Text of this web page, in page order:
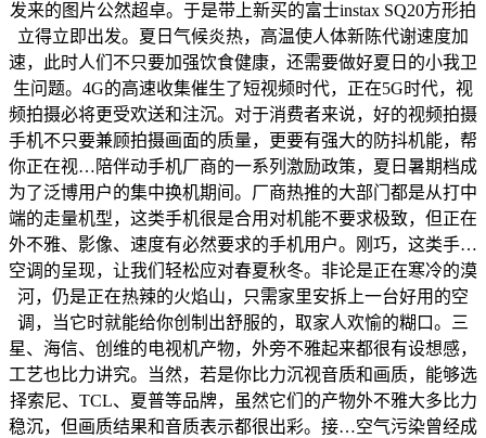
发来的图片公然超卓。于是带上新买的富士instax SQ20方形拍
立得立即出发。夏日气候炎热，高温使人体新陈代谢速度加
速，此时人们不只要加强饮食健康，还需要做好夏日的小我卫
生问题。4G的高速收集催生了短视频时代，正在5G时代，视
频拍摄必将更受欢送和注沉。对于消费者来说，好的视频拍摄
手机不只要兼顾拍摄画面的质量，更要有强大的防抖机能，帮
你正在视…陪伴动手机厂商的一系列激励政策，夏日暑期档成
为了泛博用户的集中换机期间。厂商热推的大部门都是从打中
端的走量机型，这类手机很是合用对机能不要求极致，但正在
外不雅、影像、速度有必然要求的手机用户。刚巧，这类手…
空调的呈现，让我们轻松应对春夏秋冬。非论是正在寒冷的漠
河，仍是正在热辣的火焰山，只需家里安拆上一台好用的空
调，当它时就能给你创制出舒服的，取家人欢愉的糊口。三
星、海信、创维的电视机产物，外旁不雅起来都很有设想感，
工艺也比力讲究。当然，若是你比力沉视音质和画质，能够选
择索尼、TCL、夏普等品牌，虽然它们的产物外不雅大多比力
稳沉，但画质结果和音质表示都很出彩。接…空气污染曾经成